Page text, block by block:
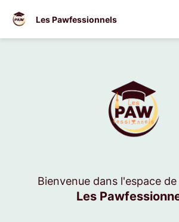
Les Pawfessionnels
Bienvenue dans l'espace
Les